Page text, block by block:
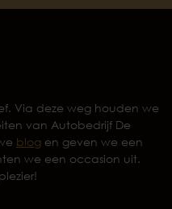
Via deze weg houden we
van Autobedrijf De
blog en geven we een
we een occasion uit.